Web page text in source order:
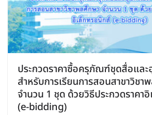
ประกวดราคาซื้อครุภัณฑ์ชุดสื่อแล
สำหรับการเรียนการสอนสาขาวิชา
จำนวน 1 ชุด ด้วยวิธีประกวดราคา
(e-bidding)